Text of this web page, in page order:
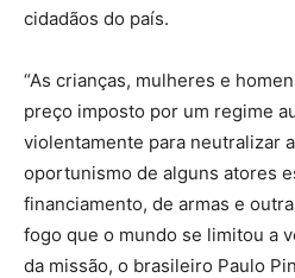
cidadãos do país.
“As crianças, mulheres e
preço imposto por um regime
violentamente para neutralizar
oportunismo de alguns atores
financiamento, de armas e
fogo que o mundo se limitou a
da missão, o brasileiro Paulo